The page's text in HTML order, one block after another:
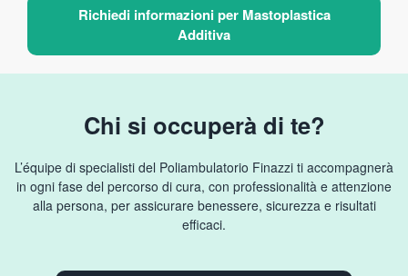
Richiedi informazioni per Mastoplastica
Additiva
Chi si occuperà di te?
L’équipe di specialisti del Poliambulatorio Finazzi ti accompagnerà
in ogni fase del percorso di cura, con professionalità e attenzione
alla persona, per assicurare benessere, sicurezza e risultati
efficaci.